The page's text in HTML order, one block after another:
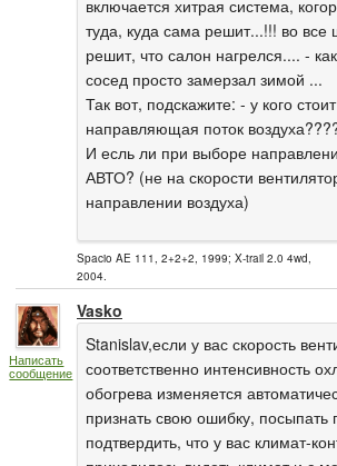
включается хитрая система,
туда, куда сама решит...!!! во все
решит, что салон нагрелся.... -
сосед просто замерзал зимой ...
Так вот, подскажите: - у кого
направляющая поток
И есль ли при выборе
АВТО? (не на скорости
направлении воздуха)
Spacio AE 111, 2+2+2, 1999; X-trail 2.0 4wd,
2004.
Написать
сообщение
Vasko
Stanislav,если у вас скорость
соответственно интенсивность
обогрева изменяется
признать свою ошибку, посыпать
подтвердить, что у вас климат-